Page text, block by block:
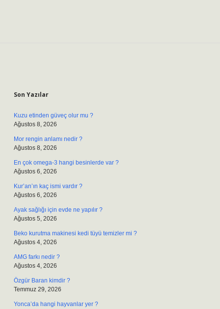
Son Yazılar
Kuzu etinden güveç olur mu ?
Ağustos 8, 2026
Mor rengin anlamı nedir ?
Ağustos 8, 2026
En çok omega-3 hangi besinlerde var ?
Ağustos 6, 2026
Kur’an’ın kaç ismi vardır ?
Ağustos 6, 2026
Ayak sağlığı için evde ne yapılır ?
Ağustos 5, 2026
Beko kurutma makinesi kedi tüyü temizler mi ?
Ağustos 4, 2026
AMG farkı nedir ?
Ağustos 4, 2026
Özgür Baran kimdir ?
Temmuz 29, 2026
Yonca’da hangi hayvanlar yer ?